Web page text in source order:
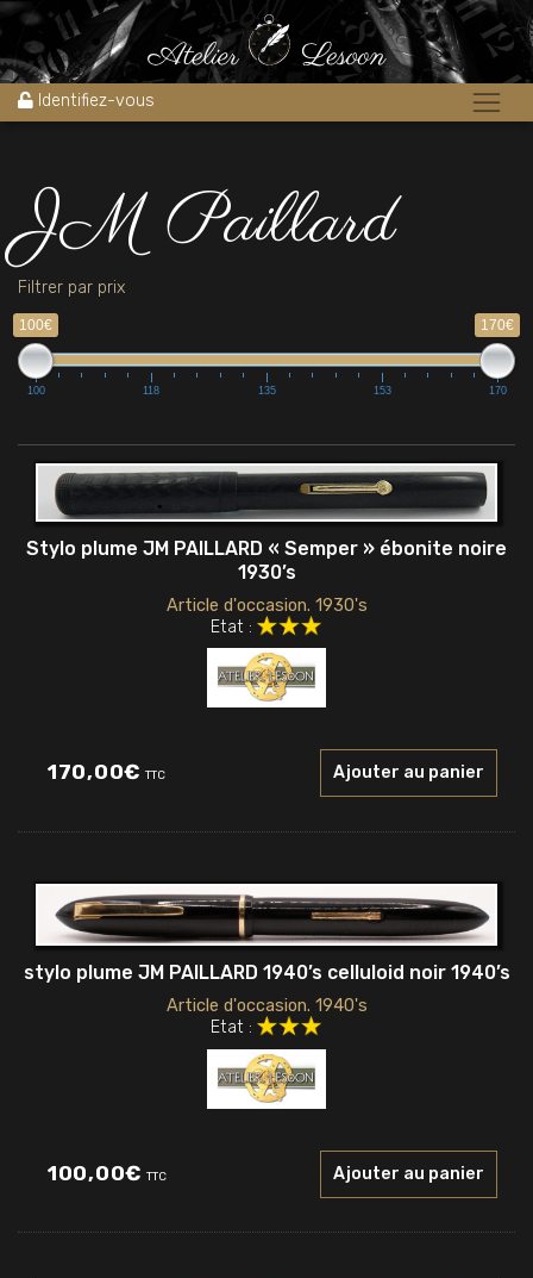
Identifiez-vous
Accueil JM Paillard
JM Paillard
Filtrer par prix
100€ 170€
100 118 135 153 170
Stylo plume JM PAILLARD « Semper » ébonite noire
1930’s
Article d'occasion. 1930's
Etat :
170,00€ TTC Ajouter au panier
stylo plume JM PAILLARD 1940’s celluloid noir 1940’s
Article d'occasion. 1940's
Etat :
100,00€ TTC Ajouter au panier